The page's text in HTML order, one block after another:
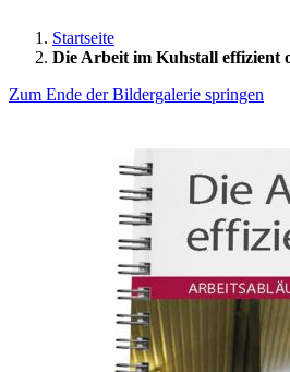
Startseite
Die Arbeit im Kuhstall effizient
Zum Ende der Bildergalerie springen